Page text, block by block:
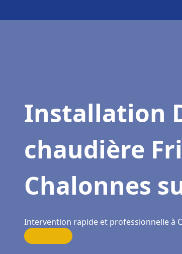
Installation
chaudière
Chalonnes
Intervention rapide et professionnelle à